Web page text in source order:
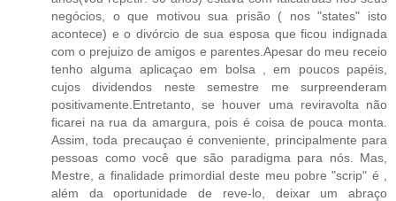
negócios, o que motivou sua prisão ( nos "states" isto
acontece) e o divórcio de sua esposa que ficou indignada
com o prejuizo de amigos e parentes.Apesar do meu receio
tenho alguma aplicaçao em bolsa , em poucos papéis,
cujos dividendos neste semestre me surpreenderam
positivamente.Entretanto, se houver uma reviravolta não
ficarei na rua da amargura, pois é coisa de pouca monta.
Assim, toda precauçao é conveniente, principalmente para
pessoas como você que são paradigma para nós. Mas,
Mestre, a finalidade primordial deste meu pobre "scrip" é ,
além da oportunidade de reve-lo, deixar um abraço